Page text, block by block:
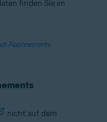
finden Sie im
Abonnements
nicht auf dem